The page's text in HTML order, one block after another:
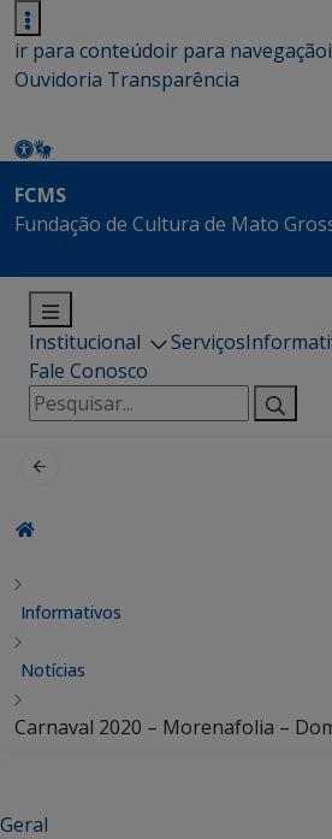
ir para conteúdoir para navegação
Ouvidoria Transparência
FCMS
Fundação de Cultura de Mato
Institucional Serviços
Fale Conosco
Pesquisar
por:
Informativos
Notícias
Carnaval 2020 – Morenafolia –
Geral